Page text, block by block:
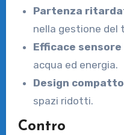
Partenza
nella gestione del
Efficace sensore
acqua ed energia.
Design compatto
spazi ridotti.
Contro